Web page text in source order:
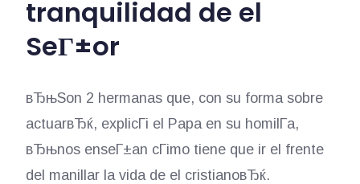
tranquilidad de el
SeГ±or
вЂњSon 2 hermanas que, con su forma sobre
actuarвЂќ, explicГі el Papa en su homilГ­a,
вЂњnos enseГ±an cГіmo tiene que ir el frente
del manillar la vida de el cristianoвЂќ.